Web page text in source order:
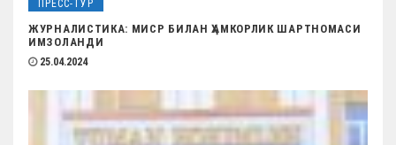
ПРЕСС-ТУР
ЖУРНАЛИСТИКА: МИСР БИЛАН ҲАМКОРЛИК ШАРТНОМАСИ
ИМЗОЛАНДИ
25.04.2024